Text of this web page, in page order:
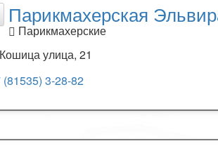
Парикмахерская
Парикмахерские
Кошица улица, 21
(81535) 3-28-82